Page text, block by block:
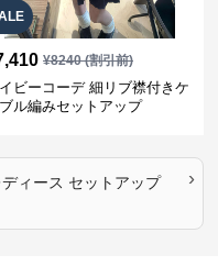
¥8240(割引前)
ビーコーデ 細リブ襟付きケ
ル編みセットアップ
ィース セットアップ
›